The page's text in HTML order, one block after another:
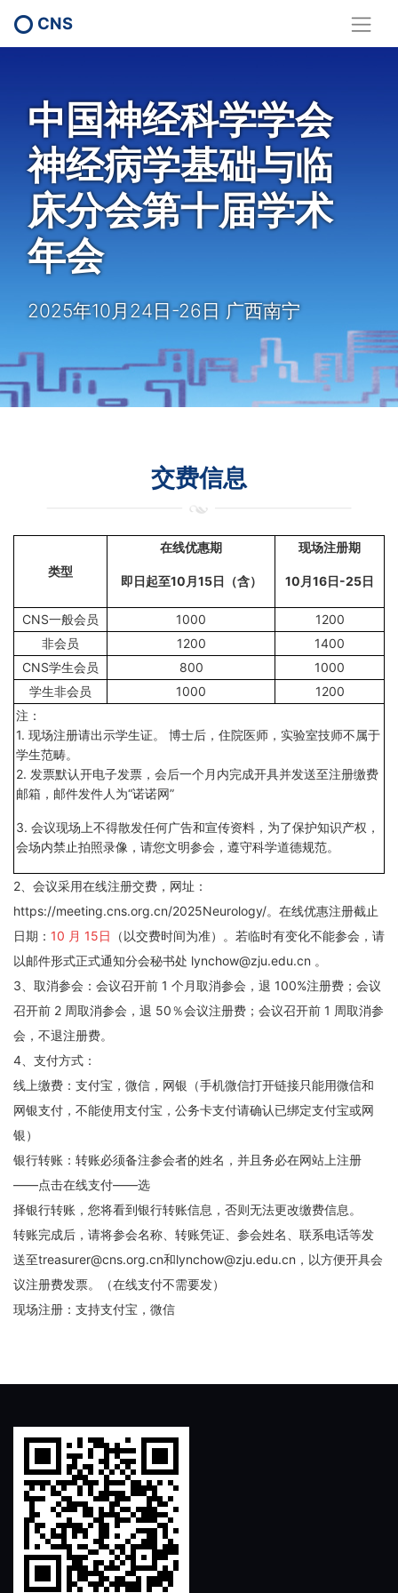
CNS
中国神经科学学会
神经病学基础与临
床分会第十届学术
年会
2025年10月24日-26日 广西南宁
交费信息
类型
在线优惠期
即日起至10月15日（含）
现场注册期
10月16日-25日
CNS一般会员 1000
1200
非会员
1200
1400
CNS学生会员
800
1000
学生非会员
1000
1200
注：
1. 现场注册请出示学生证。 博士后，住院医师，实验室技师不属于
学生范畴。
2. 发票默认开电子发票，会后一个月内完成开具并发送至注册缴费
邮箱，邮件发件人 为“诺诺网”
3. 会议现场上不得散发任何广告和宣传资料，为了保护知识产权，
会场内禁止拍照录像，请您文明参会，遵守科学道德规范。
2、会议采用在线注册交费，网址：
https://meeting.cns.org.cn/2025Neurology/。在线优惠注册截止
日期： 10 月 15日
（以交费时间为准）。若临时有变化不能参会，请
以邮件形式正式通知分会秘书处 lynchow@zju.edu.cn 。
3、取消参会：会议召开前 1 个月取消参会，退 100%注册费；会议
召开前 2 周取消参会， 退 50％会议注册费；会议召开前 1 周取消参
会，不退注册费。
4、支付方式：
线上缴费：支付宝，微信，网银（手机微信打开链接只能用微信和
网银支付，不能使用支付宝，公务卡支付请确认已绑定支付宝或网
银）
银行转账：转账必须备注参会者的姓名，并且务必在网站上注册
——点击在线支付——选
择银行转账，您将看到银行转账信息，否则无法更改缴费信息。
转账完成后，请将参会名称、转账凭证、参会姓名、联系电话等发
送至treasurer@cns.org.cn和lynchow@zju.edu.cn，以方便开具会
议注册费发票。（在线支付不需要发）
现场注册：支持支付宝，微信